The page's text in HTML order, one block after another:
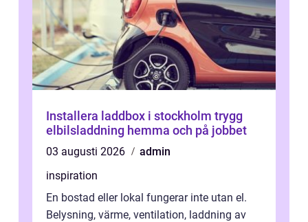
Installera laddbox i stockholm trygg
elbilsladdning hemma och på jobbet
03 augusti 2026
admin
inspiration
En bostad eller lokal fungerar inte utan el.
Belysning, värme, ventilation, laddning av